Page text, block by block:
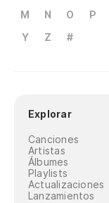
M
N O P
Y
Z #
Explorar
Canciones
Artistas
Álbumes
Playlists
Actualizaciones
Lanzamientos